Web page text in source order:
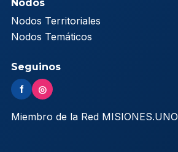
Nodos
Nodos Territoriales
Nodos Temáticos
Seguinos
f ◎
Miembro de la Red MISIONES.UNO